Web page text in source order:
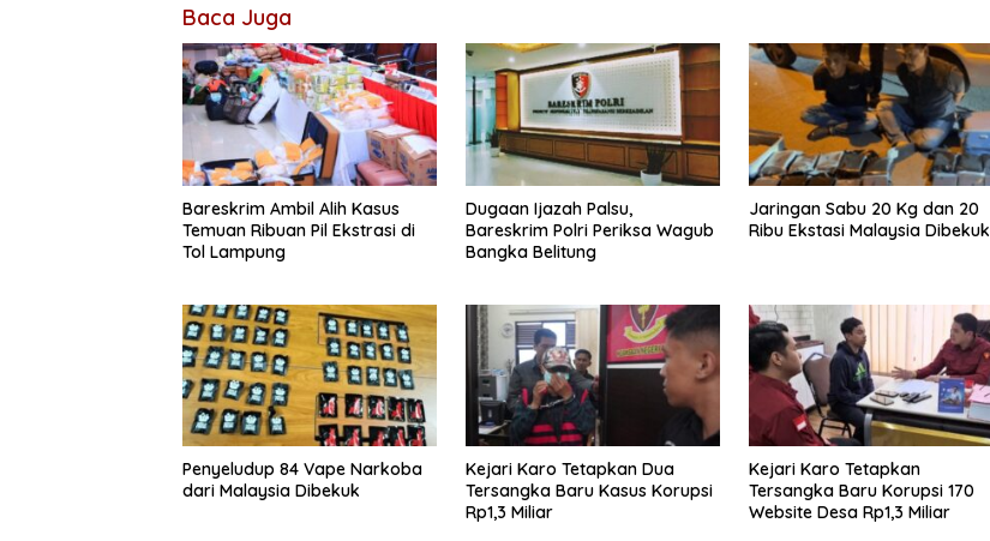
Baca Juga
Bareskrim Ambil Alih Kasus
Temuan Ribuan Pil Ekstrasi di
Tol Lampung
Dugaan Ijazah Palsu,
Bareskrim Polri Periksa Wagub
Bangka Belitung
Jaringan Sabu 20 Kg dan 20
Ribu Ekstasi Malaysia Dibekuk
Penyeludup 84 Vape Narkoba
dari Malaysia Dibekuk
Kejari Karo Tetapkan Dua
Tersangka Baru Kasus Korupsi
Rp1,3 Miliar
Kejari Karo Tetapkan
Tersangka Baru Korupsi 170
Website Desa Rp1,3 Miliar